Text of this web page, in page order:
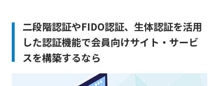
二段階認証やFIDO認証、生体認証を活用
した認証機能で会員向けサイト・サービ
スを構築するなら